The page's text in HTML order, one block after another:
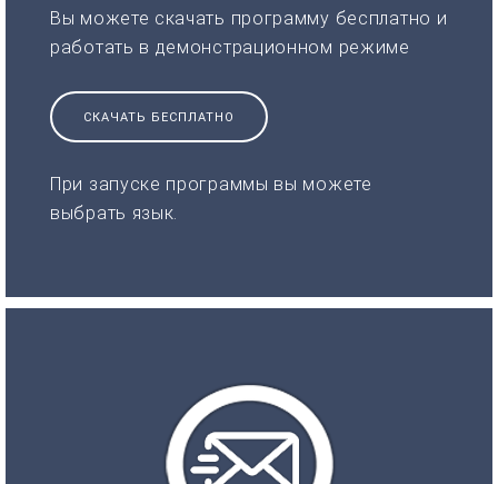
Вы можете скачать программу бесплатно и
работать в демонстрационном режиме
СКАЧАТЬ БЕСПЛАТНО
При запуске программы вы можете
выбрать язык.